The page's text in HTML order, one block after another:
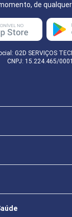
de qualquer
G2D SERVIÇOS
CNPJ: 15.224.465/